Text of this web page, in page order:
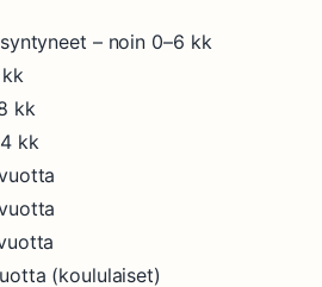
– noin 0–6 kk
kk
kk
(koululaiset)